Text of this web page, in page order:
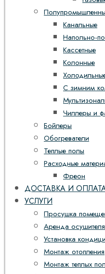
Канальные
Напольно-
Кассетные
Колонные
С зимним
Чиллеры и
Бойлеры
Обогреватели
Теплые полы
Расходные
Фреон
ДОСТАВКА И
УСЛУГИ
Просушка
Аренда
Установка
Монтаж отопления
Монтаж теплых